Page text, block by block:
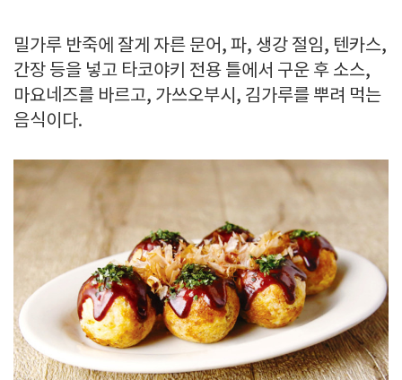
밀가루 반죽에 잘게 자른 문어, 파, 생강 절임, 텐카스,
간장 등을 넣고 타코야키 전용 틀에서 구운 후 소스,
마요네즈를 바르고, 가쓰오부시, 김가루를 뿌려 먹는
음식이다.